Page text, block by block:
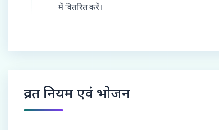
में वितरित करें।
व्रत नियम एवं भोजन